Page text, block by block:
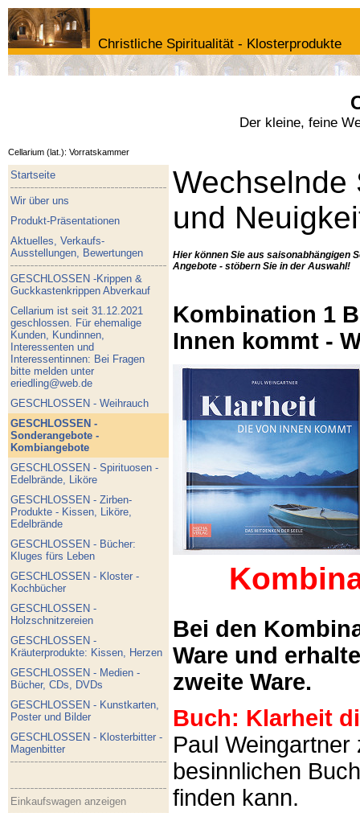
Christliche Spiritualität - Klosterprodukte
Der kleine, feine
Cellarium (lat.): Vorratskammer
Startseite
Wir über uns
Produkt-Präsentationen
Aktuelles, Verkaufs-
Ausstellungen, Bewertungen
GESCHLOSSEN -Krippen &
Guckkastenkrippen Abverkauf
Cellarium ist seit 31.12.2021
geschlossen. Für ehemalige
Kunden, Kundinnen,
Interessenten und
Interessentinnen: Bei Fragen
bitte melden unter
eriedling@web.de
GESCHLOSSEN - Weihrauch
GESCHLOSSEN -
Sonderangebote -
Kombiangebote
GESCHLOSSEN - Spirituosen -
Edelbrände, Liköre
GESCHLOSSEN - Zirben-
Produkte - Kissen, Liköre,
Edelbrände
GESCHLOSSEN - Bücher:
Kluges fürs Leben
GESCHLOSSEN - Kloster -
Kochbücher
GESCHLOSSEN -
Holzschnitzereien
GESCHLOSSEN -
Kräuterprodukte: Kissen, Herzen
GESCHLOSSEN - Medien -
Bücher, CDs, DVDs
GESCHLOSSEN - Kunstkarten,
Poster und Bilder
GESCHLOSSEN - Klosterbitter -
Magenbitter
Einkaufswagen anzeigen
Wechselnde
und
Hier können Sie aus saisonabhängigen
Angebote - stöbern Sie in der Auswahl!
Kombination 1
Innen kommt -
Bei den
Ware und
zweite Ware.
Buch: Klarheit
Paul
besinnlichen
finden kann.